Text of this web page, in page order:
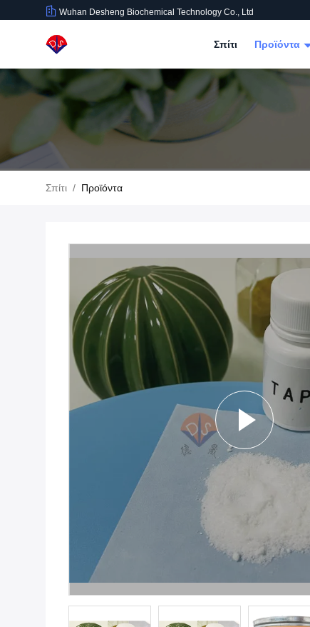
Wuhan Desheng Biochemical Technology Co., Ltd
Σπίτι Προϊόντα
Σπίτι / Προϊόντα